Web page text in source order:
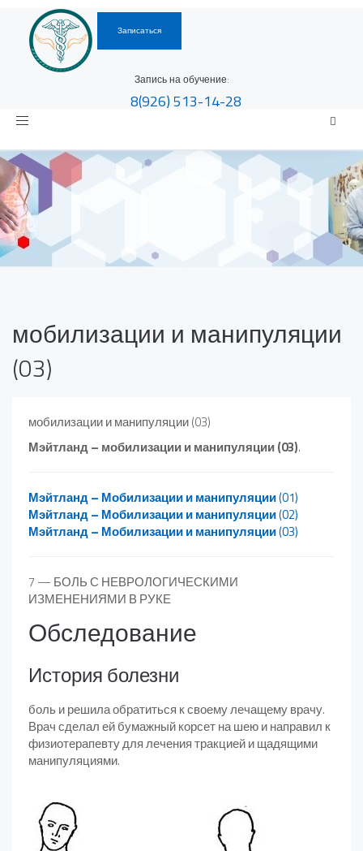
Записаться
Запись на обучение:
8(926)513-14-28
Toggle
мобилизации и манипуляции
(03)
мобилизации и манипуляции (03)
Мэйтланд – мобилизации и манипуляции (03).
Мэйтланд – Мобилизации и манипуляции(01)
Мэйтланд – Мобилизации и манипуляции(02)
Мэйтланд – Мобилизации и манипуляции(03)
7 — БОЛЬ С НЕВРОЛОГИЧЕСКИМИ
ИЗМЕНЕНИЯМИ В РУКЕ
Обследование
История болезни
боль и решила обратиться к своему лечащему врачу.
Врач сделал ей бумажный корсет на шею и направил к
физиотерапевту для лечения тракцией и щадящими
манипуляциями.